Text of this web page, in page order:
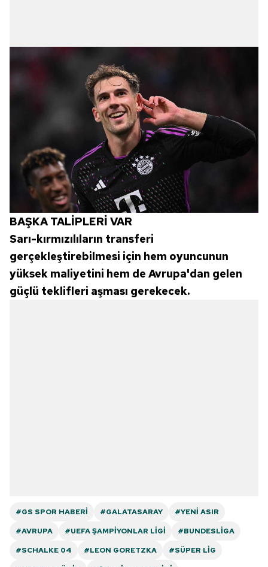
BAŞKA TALİPLERİ VAR
Sarı-kırmızılıların transferi
gerçekleştirebilmesi için hem oyuncunun
yüksek maliyetini hem de Avrupa'dan gelen
güçlü teklifleri aşması gerekecek.
#GS SPOR HABERI #GALATASARAY
#YENI ASIR
#AVRUPA
#UEFA ŞAMPIYONLAR LIGI
#BUNDESLIGA
#SCHALKE 04
#LEON GORETZKA
#SÜPER LIG